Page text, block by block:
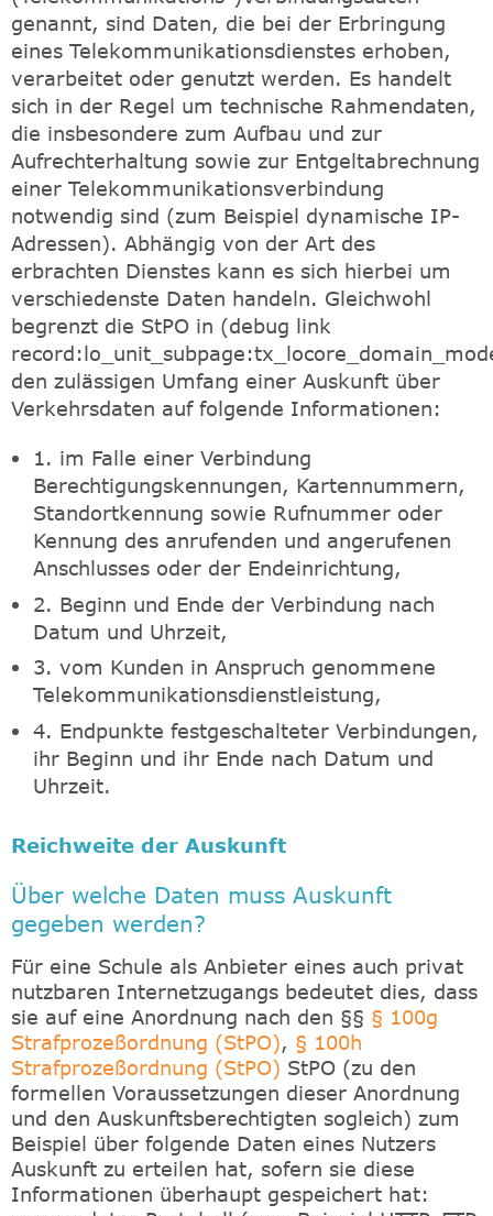
genannt, sind Daten, die bei der Erbringung
eines Telekommunikationsdienstes erhoben,
verarbeitet oder genutzt werden. Es handelt
sich in der Regel um technische Rahmendaten,
die insbesondere zum Aufbau und zur
Aufrechterhaltung sowie zur Entgeltabrechnung
einer Telekommunikationsverbindung
notwendig sind (zum Beispiel dynamische IP-
Adressen). Abhängig von der Art des
erbrachten Dienstes kann es sich hierbei um
verschiedenste Daten handeln. Gleichwohl
begrenzt die StPO in (debug link
den zulässigen Umfang einer Auskunft über
Verkehrsdaten auf folgende Informationen:
1. im Falle einer Verbindung
Berechtigungskennungen, Kartennummern,
Standortkennung sowie Rufnummer oder
Kennung des anrufenden und angerufenen
Anschlusses oder der Endeinrichtung,
2. Beginn und Ende der Verbindung nach
Datum und Uhrzeit,
3. vom Kunden in Anspruch genommene
Telekommunikationsdienstleistung,
4. Endpunkte festgeschalteter Verbindungen,
ihr Beginn und ihr Ende nach Datum und
Uhrzeit.
Reichweite der Auskunft
Über welche Daten muss Auskunft
gegeben werden?
Für eine Schule als Anbieter eines auch privat
nutzbaren Internetzugangs bedeutet dies, dass
sie auf eine Anordnung nach den §§ § 100g
Strafprozeßordnung (StPO), § 100h
Strafprozeßordnung (StPO) StPO (zu den
formellen Voraussetzungen dieser Anordnung
und den Auskunftsberechtigten sogleich) zum
Beispiel über folgende Daten eines Nutzers
Auskunft zu erteilen hat, sofern sie diese
Informationen überhaupt gespeichert hat: